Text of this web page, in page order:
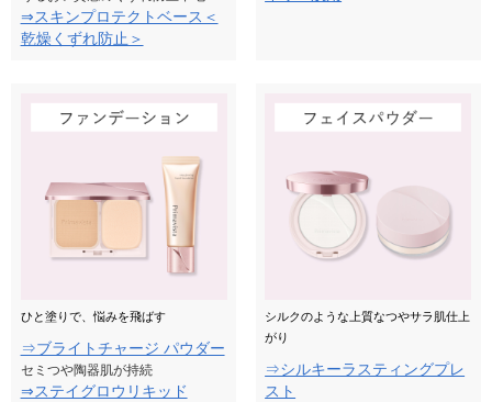
⇒スキンプロテクトベース＜
乾燥くずれ防止＞
ひと塗りで、悩みを飛ばす
⇒ブライトチャージ パウダー
セミつや陶器肌が持続
⇒ステイグロウリキッド
シルクのような上質なつやサラ肌仕上
がり
⇒シルキーラスティングプレ
スト